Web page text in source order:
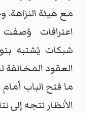
مع هيئة النزاهة.
اعترافات
شبكات يُشتبه
العقود المخالفة
ما فتح الباب
الأنظار تتجه إلى